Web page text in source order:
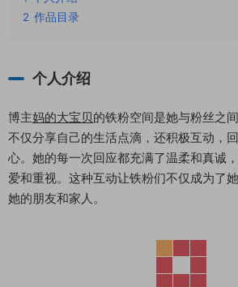
2 作品目录
个人介绍
博主妈的大宝贝的铁粉空间是她与粉丝之
不仅分享自己的生活点滴，还积极互动，
心。她的每一次回应都充满了温柔和真诚
爱和重视。这种互动让铁粉们不仅成为了
她的朋友和家人。